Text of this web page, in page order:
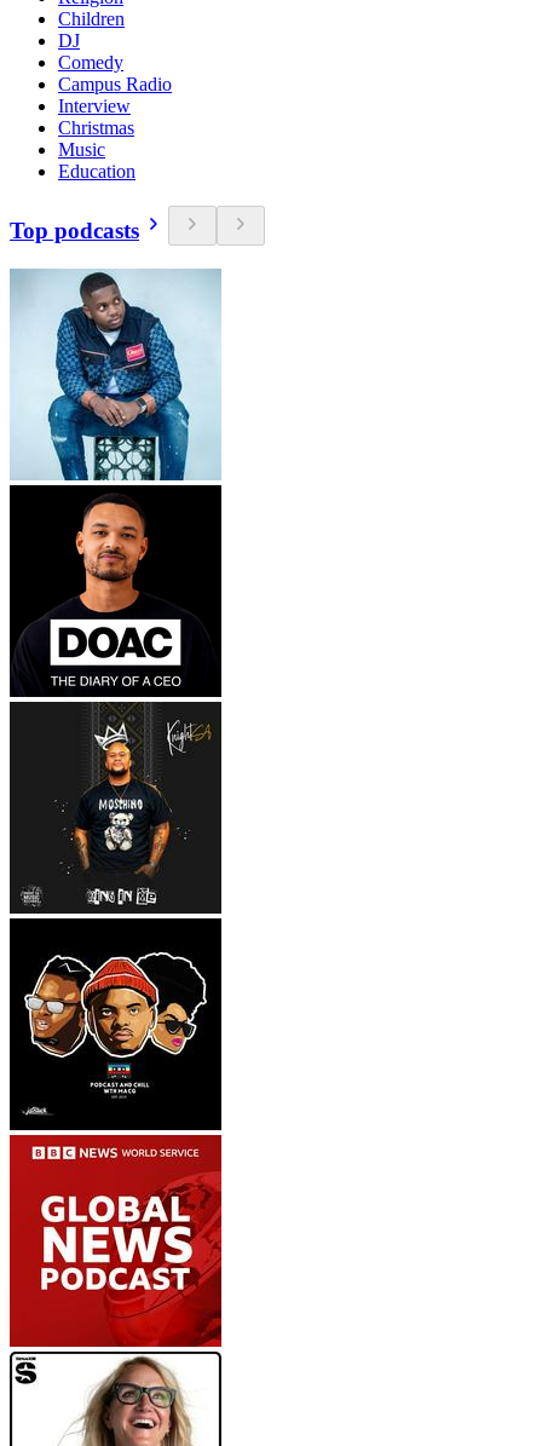
Children
DJ
Comedy
Campus Radio
Interview
Christmas
Music
Education
Top podcasts